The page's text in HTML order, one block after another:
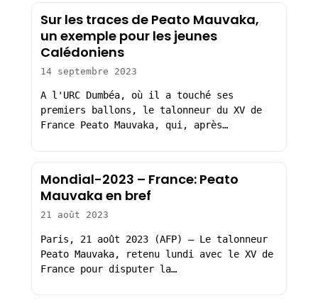
Sur les traces de Peato Mauvaka,
un exemple pour les jeunes
Calédoniens
14 septembre 2023
A l'URC Dumbéa, où il a touché ses
premiers ballons, le talonneur du XV de
France Peato Mauvaka, qui, après…
Mondial-2023 – France: Peato
Mauvaka en bref
21 août 2023
Paris, 21 août 2023 (AFP) – Le talonneur
Peato Mauvaka, retenu lundi avec le XV de
France pour disputer la…